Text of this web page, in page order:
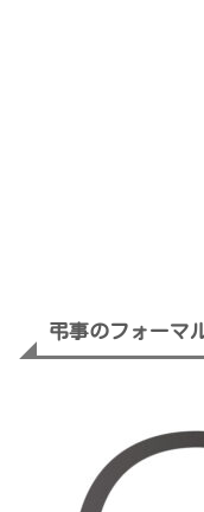
弔事のフォーマ